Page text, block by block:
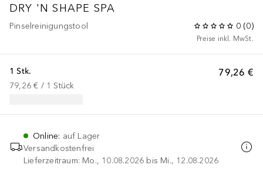
DRY 'N SHAPE SPA
Pinselreinigungstool 0 (0)
Preise inkl. MwSt.
79,26 €
1 Stk.
79,26 € / 1 Stück
Online: auf Lager
Versandkostenfrei
Lieferzeitraum: Mo., 10.08.2026 bis Mi., 12.08.2026